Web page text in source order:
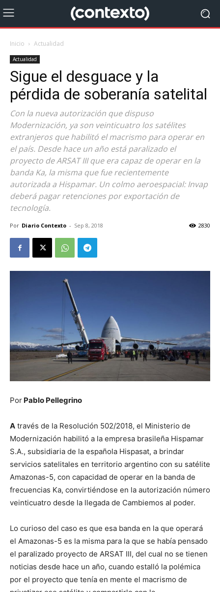
Inicio Actualidad
Actualidad
Sigue el desguace y la
pérdida de soberanía satelital
Con la nueva autorización que dispuso
Modernización, ya son veinticuatro los satélites
extranjeros que habilitó el macrismo para operar en
el país. Desde hace un año está paralizado el
proyecto de ARSAT III que era capaz de operar en la
banda Ka, la misma que fue recientemente
autorizada a Hispamar. Un colmo aeroespacial: Invap
deberá pagar retenciones por exportación de
tecnología.
Por Diario Contexto - Sep 8, 2018 2830
Por Pablo Pellegrino
A través de la Resolución 502/2018, el Ministerio de
Modernización habilitó a la empresa brasileña Hispamar
S.A., subsidiaria de la española Hispasat, a brindar
servicios satelitales en territorio argentino con su satélite
Amazonas-5, con capacidad de operar en la banda de
frecuencias Ka, convirtiéndose en la autorización número
veinticuatro desde la llegada de Cambiemos al poder.
Lo curioso del caso es que esa banda en la que operará
el Amazonas-5 es la misma para la que se había pensado
el paralizado proyecto de ARSAT III, del cual no se tienen
noticias desde hace un año, cuando estalló la polémica
por el proyecto que tenía en mente el macrismo de